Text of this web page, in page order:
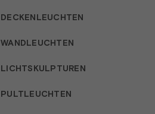
DECKENLEUCHTEN
WANDLEUCHTEN
LICHTSKULPTUREN
PULTLEUCHTEN